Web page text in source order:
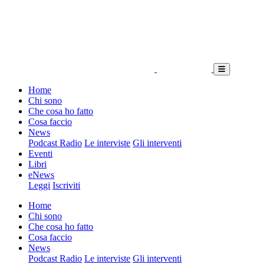
Home
Chi sono
Che cosa ho fatto
Cosa faccio
News
Podcast Radio Le interviste Gli interventi
Eventi
Libri
eNews
Leggi Iscriviti
Home
Chi sono
Che cosa ho fatto
Cosa faccio
News
Podcast Radio Le interviste Gli interventi